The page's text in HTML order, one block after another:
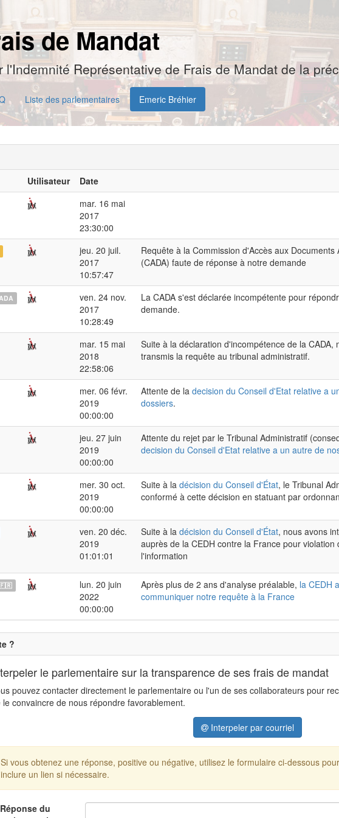
de Mandat
Représentative de Frais de Mandat de la
Liste des parlementaires Emeric Bréhier
Utilisateur Date
mar. 16 mai
2017
23:30:00
jeu. 20 juil.
2017
10:57:47
Requête à la Commission d'Accès aux Documents
(CADA) faute de réponse à notre demande
ven. 24 nov.
2017
10:28:49
La CADA s'est déclarée incompétente pour
demande.
mar. 15 mai
2018
22:58:06
Suite à la déclaration d'incompétence de la CADA,
transmis la requête au tribunal administratif.
mer. 06 févr.
2019
00:00:00
Attente de la decision du Conseil d'Etat relative a
dossiers.
jeu. 27 juin
2019
00:00:00
Attente du rejet par le Tribunal Administratif
decision du Conseil d'Etat relative a un autre de
mer. 30 oct.
2019
00:00:00
Suite à la décision du Conseil d'État, le Tribunal
conformé à cette décision en statuant par
ven. 20 déc.
2019
01:01:01
Suite à la décision du Conseil d'État, nous avons
auprès de la CEDH contre la France pour violation
l'information
🇫🇷
lun. 20 juin
2022
00:00:00
Après plus de 2 ans d'analyse préalable, la CEDH
communiquer notre requête à la France
?
le parlementaire sur la transparence de ses frais de mandat
pouvez contacter directement le parlementaire ou l'un de ses collaborateurs pour
le convaincre de nous répondre favorablement.
Interpeler par courriel
Si vous obtenez une réponse, positive ou négative, utilisez le formulaire ci-dessous
inclure un lien si nécessaire.
Réponse du